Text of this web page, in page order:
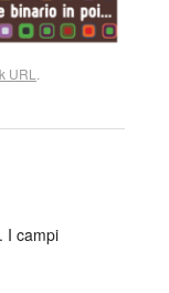
URL
I campi